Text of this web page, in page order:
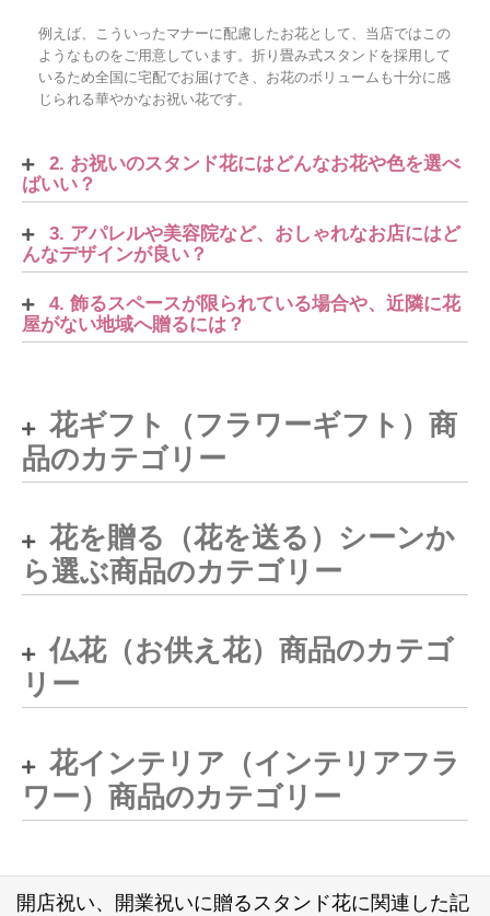
例えば、こういったマナーに配慮したお花として、当店ではこの
ようなものをご用意しています。折り畳み式スタンドを採用して
いるため全国に宅配でお届けでき、お花のボリュームも十分に感
じられる華やかなお祝い花です。
2. お祝いのスタンド花にはどんなお花や色を選べ
ばいい？
3. アパレルや美容院など、おしゃれなお店にはど
んなデザインが良い？
4. 飾るスペースが限られている場合や、近隣に花
屋がない地域へ贈るには？
花ギフト（フラワーギフト）商
品のカテゴリー
花を贈る（花を送る）シーンか
ら選ぶ商品のカテゴリー
仏花（お供え花）商品のカテゴ
リー
花インテリア（インテリアフラ
ワー）商品のカテゴリー
開店祝い、開業祝いに贈るスタンド花に関連した記